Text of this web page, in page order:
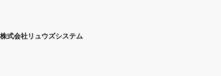
株式会社リュウズシステム